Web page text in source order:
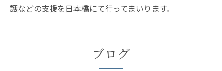
護などの支援を日本橋にて行ってまいります。
ブログ